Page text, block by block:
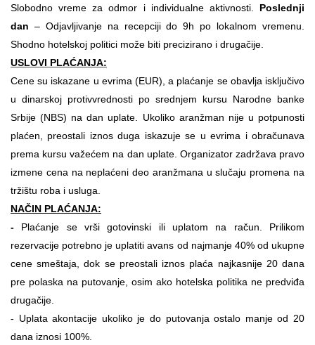
Slobodno vreme za odmor i individualne aktivnosti. Poslednji
dan – Odjavljivanje na recepciji do 9h po lokalnom vremenu.
Shodno hotelskoj politici može biti precizirano i drugačije.
USLOVI PLAĆANJA:
Cene su iskazane u evrima (EUR), a plaćanje se obavlja isključivo
u dinarskoj protivvrednosti po srednjem kursu Narodne banke
Srbije (NBS) na dan uplate. Ukoliko aranžman nije u potpunosti
plaćen, preostali iznos duga iskazuje se u evrima i obračunava
prema kursu važećem na dan uplate. Organizator zadržava pravo
izmene cena na neplaćeni deo aranžmana u slučaju promena na
tržištu roba i usluga.
NAČIN PLAĆANJA:
- Plaćanje se vrši gotovinski ili uplatom na račun. Prilikom
rezervacije potrebno je uplatiti avans od najmanje 40% od ukupne
cene smeštaja, dok se preostali iznos plaća najkasnije 20 dana
pre polaska na putovanje, osim ako hotelska politika ne predviđa
drugačije.
- Uplata akontacije ukoliko je do putovanja ostalo manje od 20
dana iznosi 100%.